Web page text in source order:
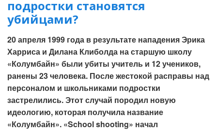
подростки становятся
убийцами?
20 апреля 1999 года в результате нападения Эрика
Харриса и Дилана Клиболда на старшую школу
«Колумбайн» были убиты учитель и 12 учеников,
ранены 23 человека. После жестокой расправы над
персоналом и школьниками подростки
застрелились. Этот случай породил новую
идеологию, которая получила название
«Колумбайн». «School shooting» начал